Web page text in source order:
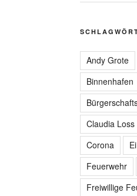
Andy Grote
Binnenhafen
Claudia Loss
Corona
Feuerwehr
Freiwillige